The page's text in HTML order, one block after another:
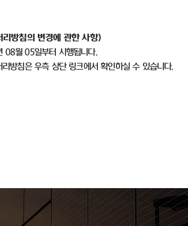
리방침의 변경에 관한 사항)
08월05일부터 시행됩니다.
리방침은 우측 상단 링크에서 확인하실 수 있습니다.